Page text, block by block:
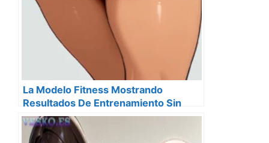
La Modelo Fitness Mostrando
Resultados De Entrenamiento Sin
Censura